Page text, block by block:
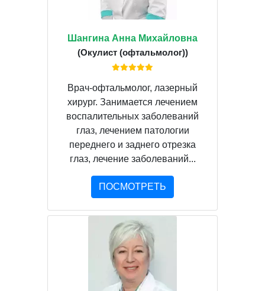
Шангина Анна Михайловна
(Окулист (офтальмолог))
Врач-офтальмолог, лазерный
хирург. Занимается лечением
воспалительных заболеваний
глаз, лечением патологии
переднего и заднего отрезка
глаз, лечение заболеваний...
ПОСМОТРЕТЬ